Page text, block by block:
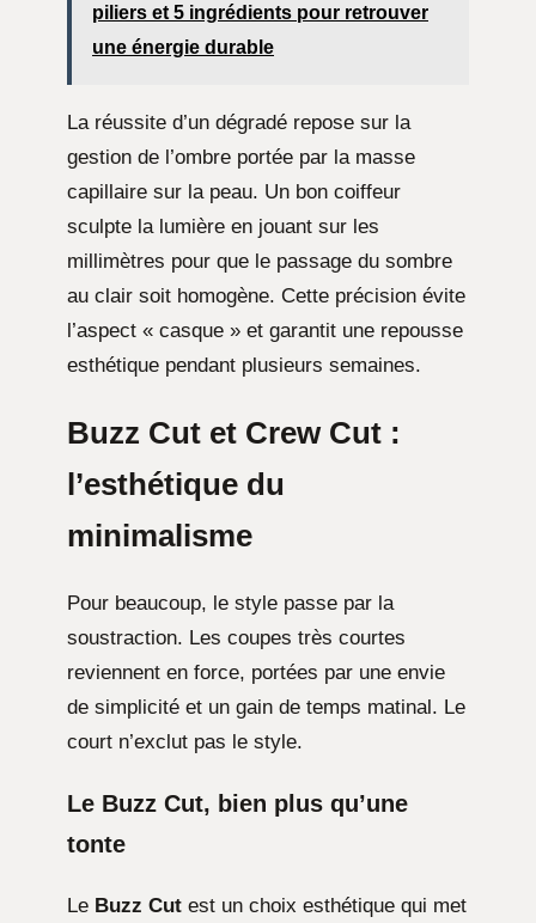
piliers et 5 ingrédients pour retrouver
une énergie durable
La réussite d’un dégradé repose sur la
gestion de l’ombre portée par la masse
capillaire sur la peau. Un bon coiffeur
sculpte la lumière en jouant sur les
millimètres pour que le passage du sombre
au clair soit homogène. Cette précision évite
l’aspect « casque » et garantit une repousse
esthétique pendant plusieurs semaines.
Buzz Cut et Crew Cut :
l’esthétique du
minimalisme
Pour beaucoup, le style passe par la
soustraction. Les coupes très courtes
reviennent en force, portées par une envie
de simplicité et un gain de temps matinal. Le
court n’exclut pas le style.
Le Buzz Cut, bien plus qu’une
tonte
Le Buzz Cut est un choix esthétique qui met